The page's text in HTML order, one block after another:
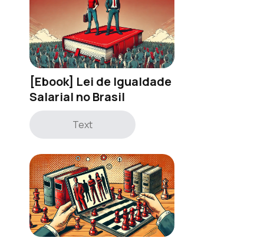
[Ebook] Lei de Igualdade
Salarial no Brasil
Text